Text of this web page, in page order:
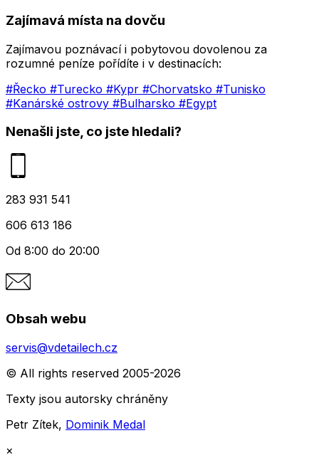
Zajímavá místa na dovču
Zajímavou poznávací i pobytovou dovolenou za
rozumné peníze pořídíte i v destinacích:
#Řecko #Turecko #Kypr #Chorvatsko #Tunisko
#Kanárské ostrovy #Bulharsko #Egypt
Nenašli jste, co jste hledali?
283 931 541
606 613 186
Od 8:00 do 20:00
Obsah webu
servis@vdetailech.cz
© All rights reserved 2005-2026
Texty jsou autorsky chráněny
Petr Zítek, Dominik Medal
×